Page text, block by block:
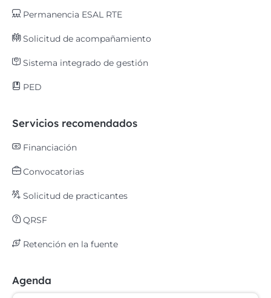
Permanencia ESAL RTE
Solicitud de acompañamiento
Sistema integrado de gestión
PED
Servicios recomendados
Financiación
Convocatorias
Solicitud de practicantes
QRSF
Retención en la fuente
Agenda